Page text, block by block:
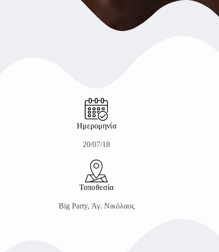
Ημερομηνία
20/07/18
Τοποθεσία
Big Party, Άγ. Νικόλαος